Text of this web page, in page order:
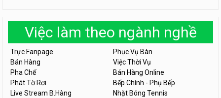
Việc làm theo ngành nghề
Trực Fanpage
Phục Vụ Bàn
Bán Hàng
Việc Thời Vụ
Pha Chế
Bán Hàng Online
Phát Tờ Rơi
Bếp Chính - Phụ Bếp
Live Stream B.Hàng
Nhặt Bóng Tennis